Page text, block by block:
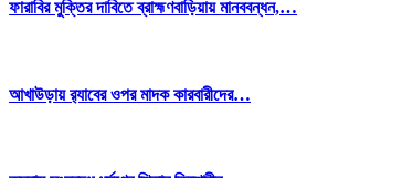
ফারাবির মুক্তির দাবিতে ব্রাহ্মণবাড়িয়ায় মানববন্ধন,…
আখাউড়ায় র‌্যাবের ওপর মাদক কারবারীদের…